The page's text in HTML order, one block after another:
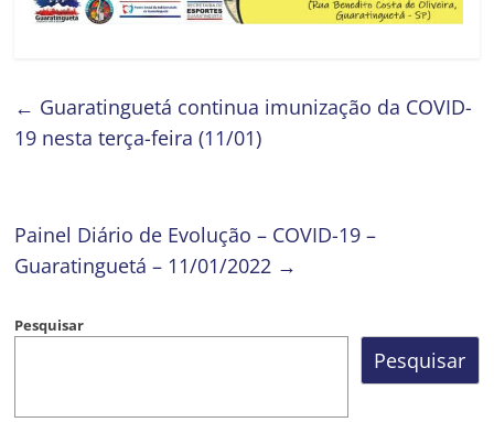
← Guaratinguetá continua imunização da COVID-
19 nesta terça-feira (11/01)
Painel Diário de Evolução – COVID-19 –
Guaratinguetá – 11/01/2022 →
Pesquisar
Pesquisar